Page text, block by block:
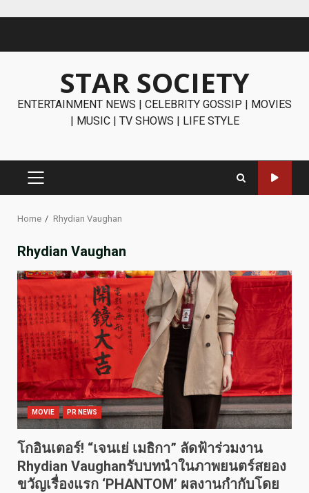
STAR SOCIETY
ENTERTAINMENT NEWS | CELEBRITY GOSSIP | MOVIES
| MUSIC | TV SHOWS | LIFE STYLE
PRIMARY
Home Rhydian Vaughan
Rhydian Vaughan
MOVIE PR NEWS
โกอินเตอร์! “เจนเย่ เมธิกา” ลัดฟ้าร่วมงาน
Rhydian Vaughanรับบทนำในภาพยนตร์สยอง
ขวัญเรื่องแรก ‘PHANTOM’ ผลงานกำกับโดย